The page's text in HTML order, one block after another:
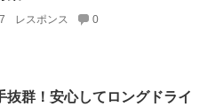
レスポンス 0
抜群！安心してロングドライ